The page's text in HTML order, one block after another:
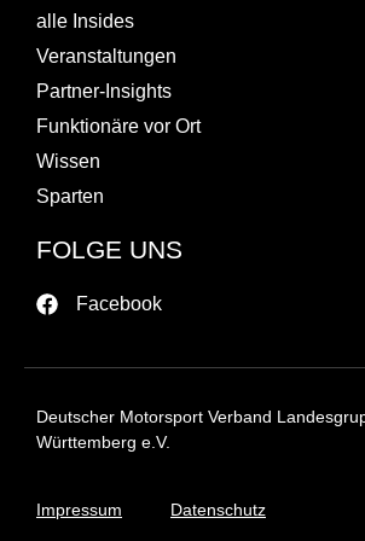
alle Insides
Veranstaltungen
Partner-Insights
Funktionäre vor Ort
Wissen
Sparten
FOLGE UNS
Facebook
Deutscher Motorsport Verband
Württemberg e.V.
Impressum Datenschutz